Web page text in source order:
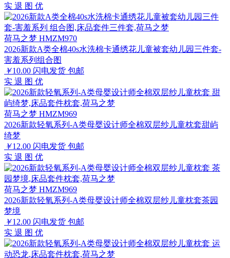
实 退 图 优
荷马之梦 HMZM970
2026新款A类全棉40s水洗棉卡通绣花儿童被套幼儿园三件套-
害羞系列组合图
￥10.00 闪电发货 包邮
实 退 图 优
荷马之梦 HMZM969
2026新款轻氧系列-A类母婴设计师全棉双层纱儿童枕套甜屿
绮梦
￥12.00 闪电发货 包邮
实 退 图 优
荷马之梦 HMZM969
2026新款轻氧系列-A类母婴设计师全棉双层纱儿童枕套茶园
梦境
￥12.00 闪电发货 包邮
实 退 图 优